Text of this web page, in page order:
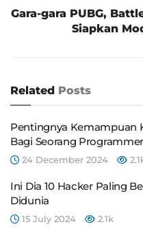
Gara-gara PUBG,
Siapkan
Related Posts
Pentingnya Kemampuan
Bagi Seorang Programmer
24 December 2024
Ini Dia 10 Hacker Paling
Didunia
15 July 2024 2.1k